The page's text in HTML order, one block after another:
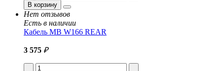
В корзину
Нет отзывов
Есть в наличии
Кабель MB W166 REAR
3 575 ₽